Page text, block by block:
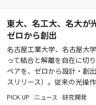
東大、名工大、名大が
ゼロから創出
名古屋工業大学、名古屋大
って結合と解離を自在に切
ペアを、ゼロから設計・創
スリリース）。従来の光操
PICK UP ニュース 研究開発